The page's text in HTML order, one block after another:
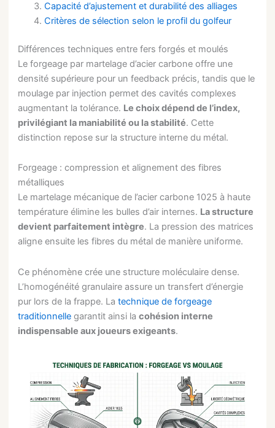
Capacité d’ajustement et durabilité des alliages
Critères de sélection selon le profil du golfeur
Différences techniques entre fers forgés et moulés
Le forgeage par martelage d’acier carbone offre une
densité supérieure pour un feedback précis, tandis que le
moulage par injection permet des cavités complexes
augmentant la tolérance. Le choix dépend de l’index,
privilégiant la maniabilité ou la stabilité. Cette
distinction repose sur la structure interne du métal.
Forgeage : compression et alignement des fibres
métalliques
Le martelage mécanique de l’acier carbone 1025 à haute
température élimine les bulles d’air internes. La structure
devient parfaitement intègre. La pression des matrices
aligne ensuite les fibres du métal de manière uniforme.
Ce phénomène crée une structure moléculaire dense.
L’homogénéité granulaire assure un transfert d’énergie
pur lors de la frappe. La technique de forgeage
traditionnellegarantit ainsi la cohésion interne
indispensable aux joueurs exigeants.